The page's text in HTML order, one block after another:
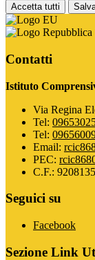
Accetta tutti
Contatti
Istituto
Via Regina
Tel:
Tel:
Email:
PEC:
C.F.:
Seguici su
Facebook
Sezione Link